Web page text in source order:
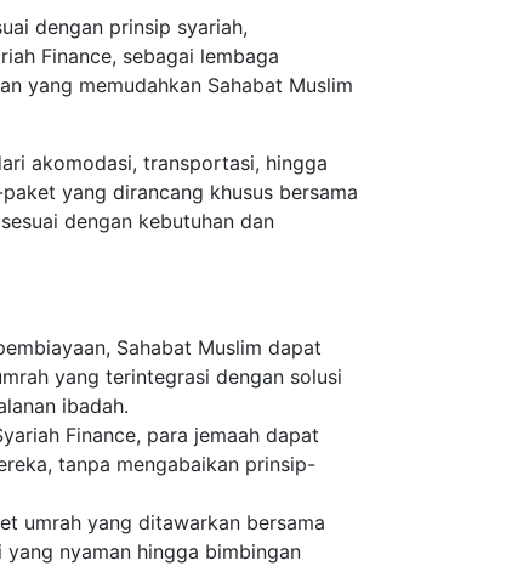
dengan prinsip syariah,
Finance, sebagai lembaga
yang memudahkan Sahabat Muslim
akomodasi, transportasi, hingga
yang dirancang khusus bersama
dengan kebutuhan dan
Sahabat Muslim dapat
yang terintegrasi dengan solusi
ibadah.
Finance, para jemaah dapat
tanpa mengabaikan prinsip-
umrah yang ditawarkan bersama
nyaman hingga bimbingan